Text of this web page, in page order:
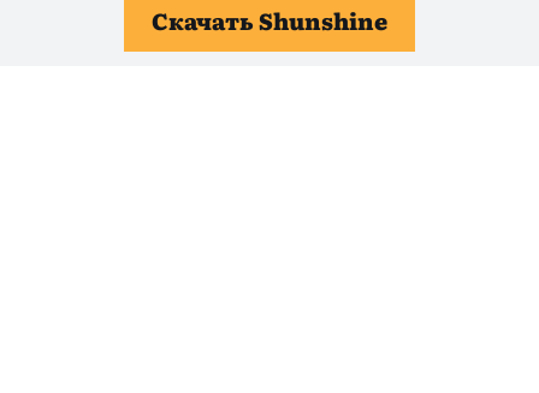
Скачать Shunshine